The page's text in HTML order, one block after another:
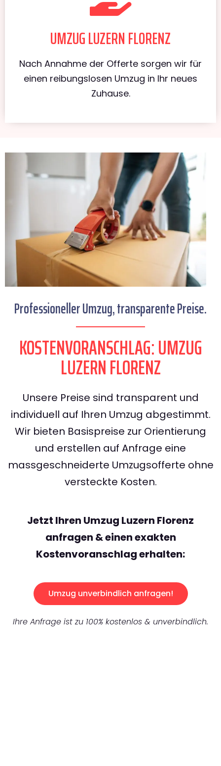
UMZUG LUZERN FLORENZ
Nach Annahme der Offerte sorgen wir für
einen reibungslosen Umzug in Ihr neues
Zuhause.
Professioneller Umzug, transparente Preise.
KOSTENVORANSCHLAG: UMZUG
LUZERN FLORENZ
Unsere Preise sind transparent und
individuell auf Ihren Umzug abgestimmt.
Wir bieten Basispreise zur Orientierung
und erstellen auf Anfrage eine
massgeschneiderte Umzugsofferte ohne
versteckte Kosten.
Jetzt Ihren Umzug Luzern Florenz
anfragen & einen exakten
Kostenvoranschlag erhalten:
Umzug unverbindlich anfragen!
Ihre Anfrage ist zu 100% kostenlos & unverbindlich.